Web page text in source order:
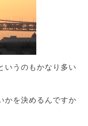
いうのもかなり多い
かを決めるんですか